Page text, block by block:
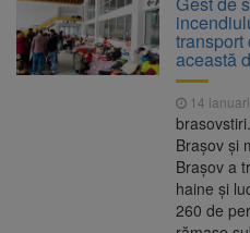
întâmplă cu centralele pe
6 august 2026
Legea
de Senat cu amendamentele
Proiectul merge la promulgare
Artiști din
Brașov Jazz & Blues Festival.
are loc între 14 și 16 august
Tun de
perdea de apă, pentru
transport
această
14
Brașov și
Brașov a
haine și
260 de